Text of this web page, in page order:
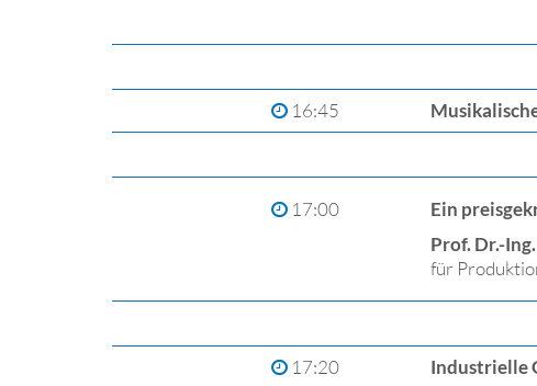
16:45
17:00
Ein
Prof. Dr.-
für
17:20 Industrielle